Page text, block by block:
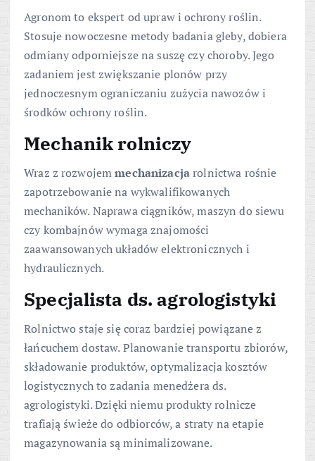
Agronom to ekspert od upraw i ochrony roślin.
Stosuje nowoczesne metody badania gleby, dobiera
odmiany odporniejsze na suszę czy choroby. Jego
zadaniem jest zwiększanie plonów przy
jednoczesnym ograniczaniu zużycia nawozów i
środków ochrony roślin.
Mechanik rolniczy
Wraz z rozwojemmechanizacjarolnictwa rośnie
zapotrzebowanie na wykwalifikowanych
mechaników. Naprawa ciągników, maszyn do siewu
czy kombajnów wymaga znajomości
zaawansowanych układów elektronicznych i
hydraulicznych.
Specjalista ds. agrologistyki
Rolnictwo staje się coraz bardziej powiązane z
łańcuchem dostaw. Planowanie transportu zbiorów,
składowanie produktów, optymalizacja kosztów
logistycznych to zadania menedżera ds.
agrologistyki. Dzięki niemu produkty rolnicze
trafiają świeże do odbiorców, a straty na etapie
magazynowania są minimalizowane.